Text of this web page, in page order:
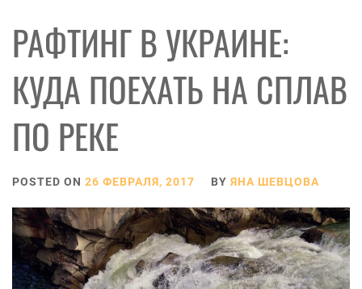
РАФТИНГ В УКРАИНЕ:
КУДА ПОЕХАТЬ НА СПЛАВ
ПО РЕКЕ
POSTED ON 26 ФЕВРАЛЯ, 2017 BY ЯНА ШЕВЦОВА